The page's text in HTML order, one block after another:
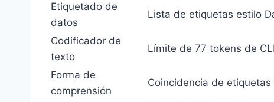
Etiquetado de
datos
Lista de etiquetas estilo
Codificador de
texto
Límite de 77 tokens de
Forma de
comprensión
Coincidencia de etiquetas